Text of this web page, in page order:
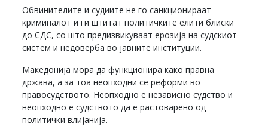
Обвинителите и судиите не го санкционираат
криминалот и ги штитат политичките елити блиски
до СДС, со што предизвикуваат ерозија на судскиот
систем и недоверба во јавните институции.
Македонија мора да функционира како правна
држава, а за тоа неопходни се реформи во
правосудството. Неопходно е независно судство и
неопходно е судството да е растоварено од
политички влијанија.